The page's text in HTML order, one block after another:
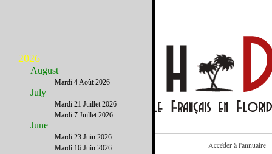
Voir cet email sur le site Accéder à l'annuaire
2026
August
Mardi 4 Août 2026
July
Mardi 21 Juillet 2026
Mardi 7 Juillet 2026
June
Mardi 23 Juin 2026
Mardi 16 Juin 2026